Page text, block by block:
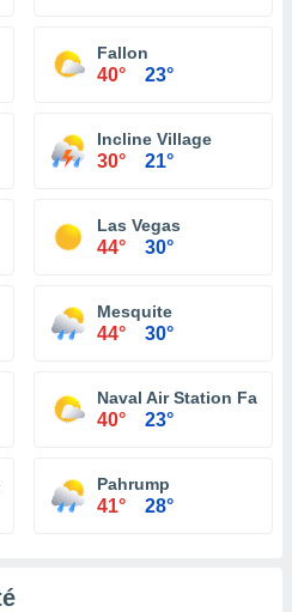
Fallon
40° 23°
Incline Village
30° 21°
Las Vegas
44° 30°
Mesquite
44° 30°
Naval Air Station Fallon
40° 23°
Pahrump
41° 28°